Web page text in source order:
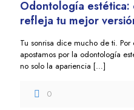
Odontología estética:
refleja tu mejor
Tu sonrisa dice mucho de ti.
apostamos por la odontología
no solo la apariencia […]
0